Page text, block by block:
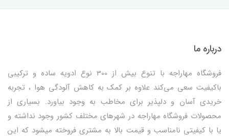
درباره ما
فروشگاه مهاراجه با تنوع بیش از 300 نوع ادویه ساده و ترکیبی
باکیفیت سعی می‌کند علاوه بر کمک به کاهش آلودگی هوا ، تجربه
خریدی آسان و دلپذیر برای مخاطب به وجود بیاورد. بسیاری از
محصولات فروشگاه مهاراجه در شهرهای مختلف کشور وجود نداشته و
یا با کیفیتی نامناسب و قیمت بالا به مشتری فروخته میشود که این